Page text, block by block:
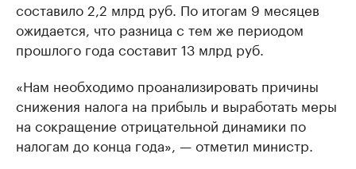
составило 2,2 млрд руб. По итогам 9 месяцев
ожидается, что разница с тем же периодом
прошлого года составит 13 млрд руб.
«Нам необходимо проанализировать причины
снижения налога на прибыль и выработать меры
на сокращение отрицательной динамики по
налогам до конца года», — отметил министр.